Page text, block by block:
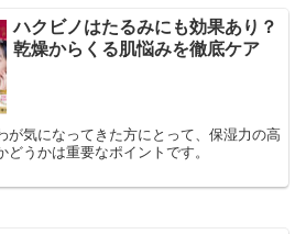
ハクビノはたるみにも効果あり？
乾燥からくる肌悩みを徹底ケア
が気になってきた方にとって、保湿力の高
うかは重要なポイントです。